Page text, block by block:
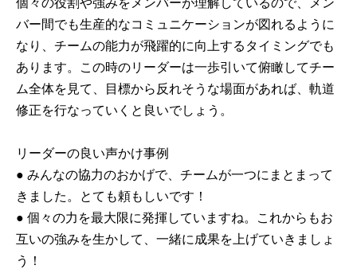
バー間でも生産的なコミュニケーションが図れるように
なり、チームの能力が飛躍的に向上するタイミングでも
あります。この時のリーダーは一歩引いて俯瞰してチー
ム全体を見て、目標から反れそうな場面があれば、軌道
修正を行なっていくと良いでしょう。
リーダーの良い声かけ事例
● みんなの協力のおかげで、チームが一つにまとまって
きました。とても頼もしいです！
● 個々の力を最大限に発揮していますね。これからもお
互いの強みを生かして、一緒に成果を上げていきましょ
う！